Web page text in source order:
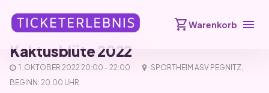
shopping_cartWarenkorb menu
Kaktusblüte 2022
1. OKTOBER 2022 20:00 - 22:00
SPORTHEIM ASV PEGNITZ,
BEGINN: 20.00 UHR